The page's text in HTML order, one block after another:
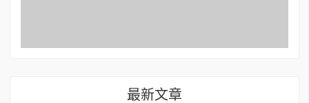
最新文章